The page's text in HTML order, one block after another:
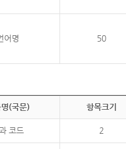
어명 50
(국문) 항목크기
코드 2